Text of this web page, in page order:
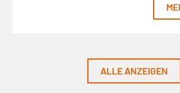
ALLE ANZEIGEN